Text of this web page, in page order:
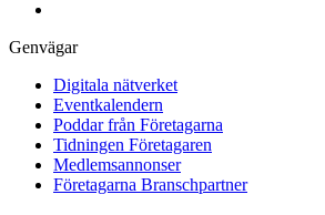
Genvägar
Digitala nätverket
Eventkalendern
Poddar från Företagarna
Tidningen Företagaren
Medlemsannonser
Företagarna Branschpartner